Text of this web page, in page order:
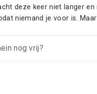
deze keer niet langer
niemand je voor is. Maar